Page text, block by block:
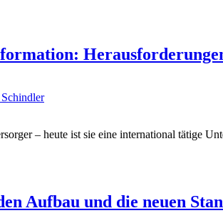
– heute ist sie eine international tätige
Aufbau und die neuen